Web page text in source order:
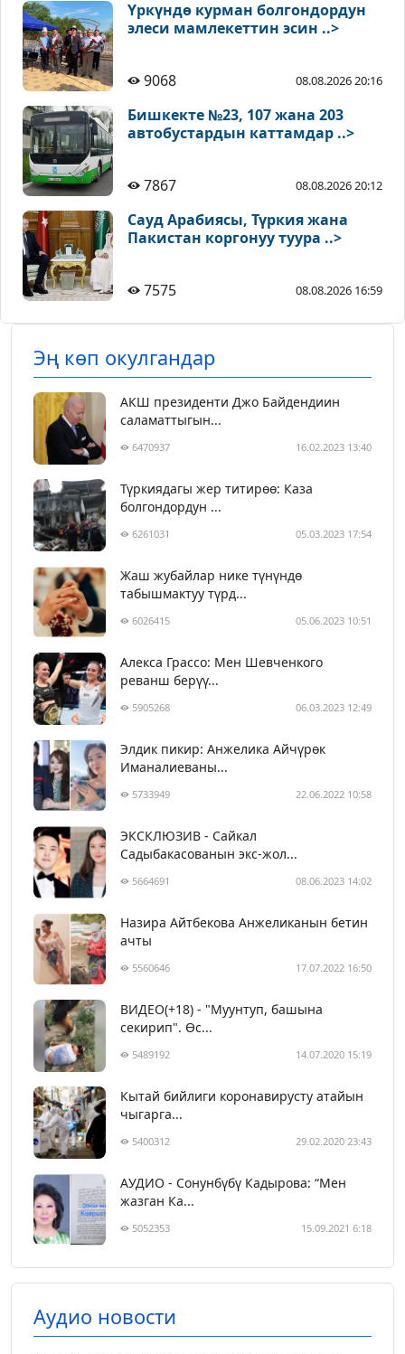
Үркүндө курман болгондордун
элеси мамлекеттин эсин ..>
9068 08.08.2026 20:16
Бишкекте №23, 107 жана 203
автобустардын каттамдар ..>
7867 08.08.2026 20:12
Сауд Арабиясы, Түркия жана
Пакистан коргонуу туура ..>
7575 08.08.2026 16:59
Эң көп окулгандар
АКШ президенти Джо Байдендиин
саламаттыгын...
6470937 16.02.2023 13:40
Түркиядагы жер титирөө: Каза
болгондордун ...
6261031 05.03.2023 17:54
Жаш жубайлар нике түнүндө
табышмактуу түрд...
6026415 05.06.2023 10:51
Алекса Грассо: Мен Шевченкого
реванш берүү...
5905268 06.03.2023 12:49
Элдик пикир: Анжелика Айчүрөк
Иманалиеваны...
5733949 22.06.2022 10:58
ЭКСКЛЮЗИВ - Сайкал
Садыбакасованын экс-жол...
5664691 08.06.2023 14:02
Назира Айтбекова Анжеликанын бетин
ачты
5560646 17.07.2022 16:50
ВИДЕО(+18) - "Муунтуп, башына
секирип". Өс...
5489192 14.07.2020 15:19
Кытай бийлиги коронавирусту атайын
чыгарга...
5400312 29.02.2020 23:43
АУДИО - Сонунбүбү Кадырова: “Мен
жазган Ка...
5052353 15.09.2021 6:18
Аудио новости